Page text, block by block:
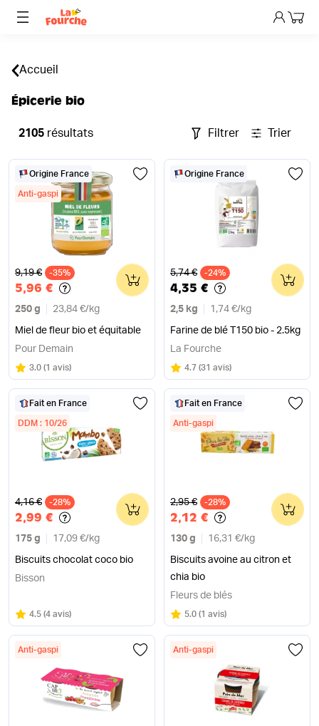
Mon
Accueil
Épicerie bio
2105 résultats Filtrer Trier
Origine France
Anti-gaspi
Ancien prix
9,19 € -35%
5,96 €
250 g 23,84 €/ kg
Miel de fleur bio et équitable
0
Pour Demain
Note
3.0 sur 5
(1 avis)
Origine France
Ancien prix
5,74 € -24%
4,35 €
2,5 kg 1,74 €/ kg
Farine de blé T150 bio - 2.5kg
0
La Fourche
Note
4.7 sur 5
(31 avis)
Fait en France
DDM : 10/26
Ancien prix
4,16 € -28%
2,99 €
175 g 17,09 €/ kg
Biscuits chocolat coco bio
0
Bisson
Note
4.5 sur 5
(4 avis)
Fait en France
Anti-gaspi
Ancien prix
2,95 € -28%
2,12 €
130 g 16,31 €/ kg
Biscuits avoine au citron et
chia bio
0
Fleurs de blés
Note
5.0 sur 5
(1 avis)
Anti-gaspi Anti-gaspi